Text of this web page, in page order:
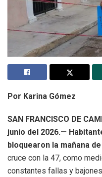
Por Karina Gómez
SAN FRANCISCO DE
junio del 2026.—
bloquearon la mañana
cruce con la 47, como
constantes fallas y